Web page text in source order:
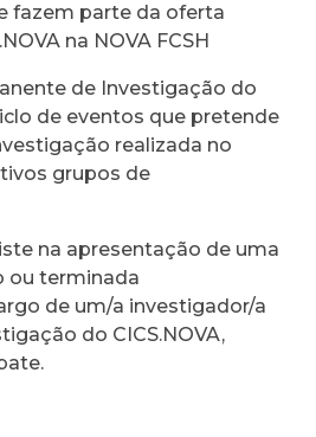
fazem parte da oferta
na NOVA FCSH
de Investigação do
de eventos que pretende
realizada no
grupos de
na apresentação de uma
ou terminada
de um/a investigador/a
do CICS.NOVA,